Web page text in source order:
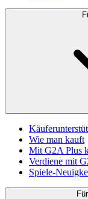
Wie man kauft
Mit G2A Plus
Verdiene mit
Spiele-